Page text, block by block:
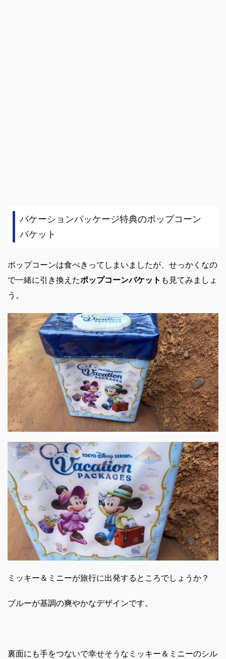
バケーションパッケージ特典のポップコーン
バケット
ポップコーンは食べきってしまいましたが、せっかくなの
で一緒に引き換えたポップコーンバケット も見てみましょ
う。
ミッキー＆ミニーが旅行に出発するところでしょうか？
ブルーが基調の爽やかなデザインです。
裏面にも手をつないで幸せそうなミッキー＆ミニーのシル